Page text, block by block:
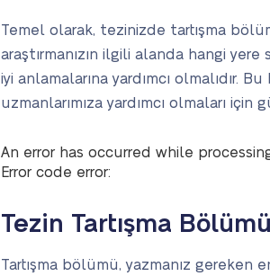
Temel olarak, tezinizde tartışma
araştırmanızın ilgili alanda hangi
iyi anlamalarına yardımcı olmalıdır.
uzmanlarımıza yardımcı olmaları için
An error has occurred while
Error code error:
Tezin Tartışma
Tartışma bölümü, yazmanız